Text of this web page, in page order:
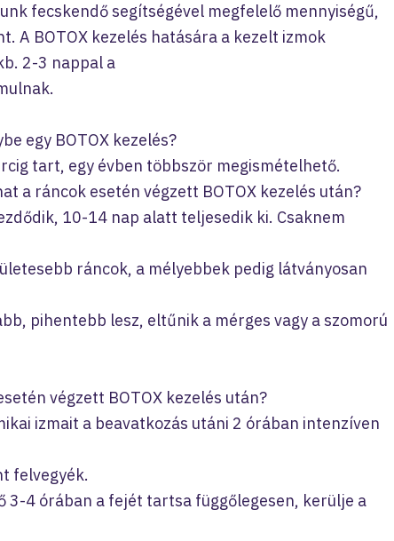
fecskendő segítségével megfelelő mennyiségű,
A BOTOX kezelés hatására a kezelt izmok
2-3 nappal a
egy BOTOX kezelés?
tart, egy évben többször megismételhető.
a ráncok esetén végzett BOTOX kezelés után?
10-14 nap alatt teljesedik ki. Csaknem
ráncok, a mélyebbek pedig látványosan
pihentebb lesz, eltűnik a mérges vagy a szomorú
végzett BOTOX kezelés után?
izmait a beavatkozás utáni 2 órában intenzíven
felvegyék.
3-4 órában a fejét tartsa függőlegesen, kerülje a